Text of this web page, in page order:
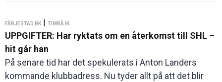
FÄRJESTAD BK | TIMRÅ IK
UPPGIFTER: Har ryktats om en återkomst till SHL –
hit går han
På senare tid har det spekulerats i Anton Landers
kommande klubbadress. Nu tyder allt på att det blir